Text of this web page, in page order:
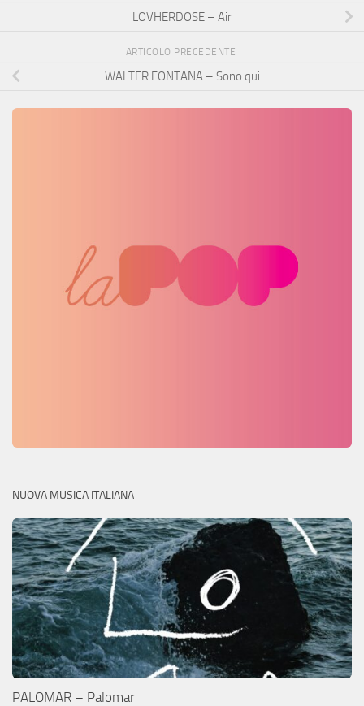
LOVHERDOSE – Air
ARTICOLO PRECEDENTE
WALTER FONTANA – Sono qui
NUOVA MUSICA ITALIANA
PALOMAR – Palomar